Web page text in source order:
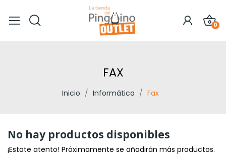
0
FAX
Inicio Informática Fax
No hay productos disponibles
¡Estate atento! Próximamente se añadirán más productos.